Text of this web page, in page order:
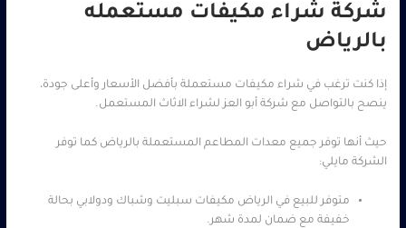
شركة شراء مكيفات مستعمله
بالرياض
إذا كنت ترغب في شراء مكيفات مستعملة بأفضل الأسعار وأعلى جودة،
ينصح بالتواصل مع شركة أبو العز لشراء الاثاث المستعمل.
حيث أنها توفر جميع معدات المطاعم المستعملة بالرياض كما توفر
الشركة مايلي:
متوفر للبيع في الرياض مكيفات سبليت وشباك ودولابي بحالة
خفيفة مع ضمان لمدة شهر.